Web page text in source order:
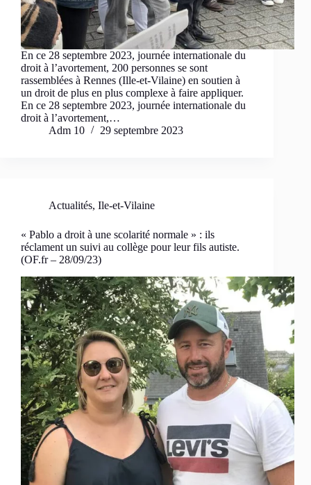
En ce 28 septembre 2023, journée internationale du
droit à l’avortement, 200 personnes se sont
rassemblées à Rennes (Ille-et-Vilaine) en soutien à
un droit de plus en plus complexe à faire appliquer.
En ce 28 septembre 2023, journée internationale du
droit à l’avortement,…
Adm 10
29 septembre 2023
Actualités, Ile-et-Vilaine
« Pablo a droit à une scolarité normale » : ils
réclament un suivi au collège pour leur fils autiste.
(OF.fr – 28/09/23)